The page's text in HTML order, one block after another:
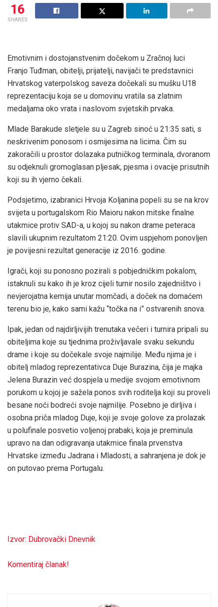
16
SHARES
Emotivnim i dostojanstvenim dočekom u Zračnoj luci
Franjo Tuđman, obitelji, prijatelji, navijači te predstavnici
Hrvatskog vaterpolskog saveza dočekali su mušku U18
reprezentaciju koja se u domovinu vratila sa zlatnim
medaljama oko vrata i naslovom svjetskih prvaka.
Mlade Barakude sletjele su u Zagreb sinoć u 21:35 sati, s
neskrivenim ponosom i osmijesima na licima. Čim su
zakoračili u prostor dolazaka putničkog terminala, dvoranom
su odjeknuli gromoglasan pljesak, pjesma i ovacije prisutnih
koji su ih vjerno čekali.
Podsjetimo, izabranici Hrvoja Koljanina popeli su se na krov
svijeta u portugalskom Rio Maioru nakon mitske finalne
utakmice protiv SAD-a, u kojoj su nakon drame peteraca
slavili ukupnim rezultatom 21:20. Ovim uspjehom ponovljen
je povijesni rezultat generacije iz 2016. godine.
Igrači, koji su ponosno pozirali s pobjedničkim pokalom,
istaknuli su kako ih je kroz cijeli turnir nosilo zajedništvo i
nevjerojatna kemija unutar momčadi, a doček na domaćem
terenu bio je, kako sami kažu “točka na i” ostvarenih snova.
Ipak, jedan od najdirljivijih trenutaka večeri i turnira pripali su
obiteljima koje su tjednima proživljavale svaku sekundu
drame i koje su dočekale svoje najmilije. Među njima je i
obitelj mladog reprezentativca Duje Burazina, čija je majka
Jelena Burazin već dospjela u medije svojom emotivnom
porukom u kojoj je sažela ponos svih roditelja koji su proveli
besane noći bodreći svoje najmilije. Posebno je dirljiva i
osobna priča mladog Duje, koji je svoje golove za prolazak
u polufinale posvetio voljenoj prabaki, koja je preminula
upravo na dan odigravanja utakmice finala prvenstva
Hrvatske između Jadrana i Mladosti, a sahranjena je dok je
on putovao prema Portugalu.
Izvor: Dubrovački Dnevnik
Komentiraj članak!